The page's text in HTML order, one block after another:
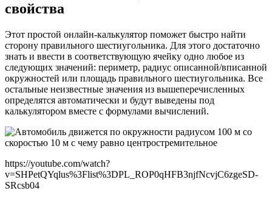
свойства
Этот простой онлайн-калькулятор поможет быстро найти
сторону правильного шестиугольника. Для этого достаточно
знать и ввести в соответствующую ячейку одно любое из
следующих значений: периметр, радиус описанной/вписанной
окружностей или площадь правильного шестиугольника. Все
остальные неизвестные значения из вышеперечисленных
определятся автоматически и будут выведены под
калькулятором вместе с формулами вычислений.
https://youtube.com/watch?
v=SHPetQYqlus%3Flist%3DPL_ROP0qHFB3njfNcvjC6zgeSD-
SRcsb04